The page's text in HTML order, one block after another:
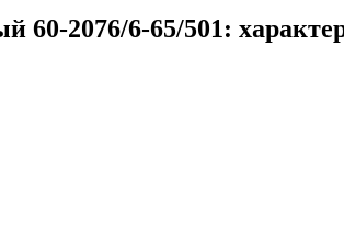
2076/6-65/501: